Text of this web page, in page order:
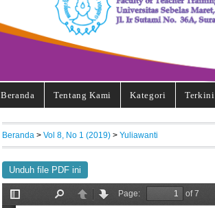
Beranda Tentang Kami Kategori Terkini
Beranda > Vol 8, No 1 (2019) > Yuliawanti
Unduh file PDF ini